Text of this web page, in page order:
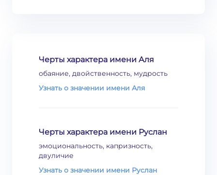
Черты характера имени Аля
обаяние, двойственность, мудрость
Узнать о значении имени Аля
Черты характера имени Руслан
эмоциональность, капризность,
двуличие
Узнать о значении имени Руслан